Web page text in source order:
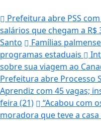
Prefeitura abre PSS
salários que chegam a R$
Santo
Famílias
programas estaduais
sobre sua viagem ao
Prefeitura abre Processo
Aprendiz com 45 vagas;
feira (21)
“Acabou com
moradora que teve a